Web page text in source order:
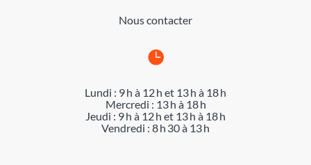
Nous contacter

Lundi : 9 h à 12 h et 13 h à 18 h
Mercredi : 13 h à 18 h
Jeudi : 9 h à 12 h et 13 h à 18 h
Vendredi : 8 h 30 à 13 h